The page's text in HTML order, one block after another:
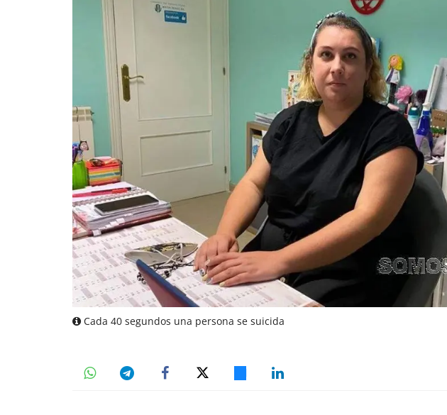
Cada 40 segundos una persona se suicida